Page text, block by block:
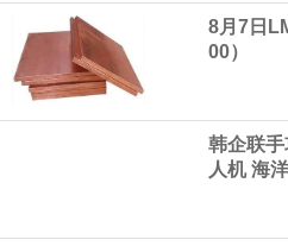
用人形机器人、四足机器人
美国总统特朗普6日否认他
所做的工作“非常满意”。特
8月7日
00）
韩企联
人机 海